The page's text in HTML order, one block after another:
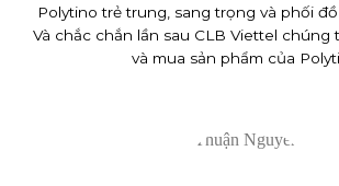
Polytino trẻ trung, sang trọng và phối
Và chắc chắn lần sau CLB Viettel chúng
và mua sản phẩm của